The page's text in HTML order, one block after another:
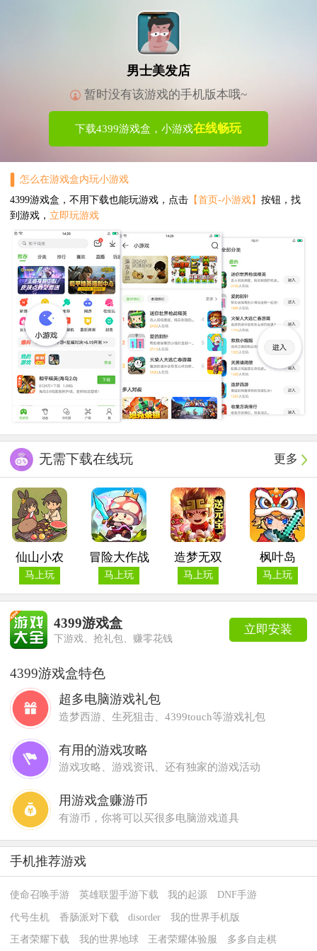
男士美发店
暂时没有该游戏的手机版本哦~
下载4399游戏盒，小游戏在线畅玩
怎么在游戏盒内玩小游戏
4399游戏盒，不用下载也能玩游戏，点击【首页-小游戏】 按钮，找
到游戏， 立即玩游戏
更多
无需下载在线玩
仙山小农
马上玩
冒险大作战
马上玩
造梦无双
马上玩
枫叶岛
马上玩
立即安装
4399游戏盒
下游戏、抢礼包、赚零花钱
4399游戏盒特色
超多电脑游戏礼包
造梦西游、生死狙击、4399touch等游戏礼包
有用的游戏攻略
游戏攻略、游戏资讯、还有独家的游戏活动
用游戏盒赚游币
有游币，你将可以买很多电脑游戏道具
手机推荐游戏
使命召唤手游 英雄联盟手游下载 我的起源 DNF手游
代号生机 香肠派对下载 disorder 我的世界手机版
王者荣耀下载 我的世界地球 王者荣耀体验服 多多自走棋